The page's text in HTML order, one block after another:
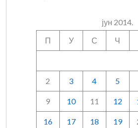
јун 2014.
П
У С Ч
2 3 4 5
9 10 11 12
16 17 18 19